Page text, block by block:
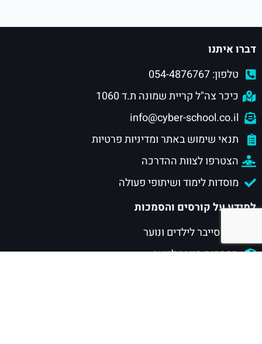
דברו איתנו
טלפון: 054-4876767
כיכר צה"ל קריית שמונה ת.ד 1060
info@cyber-school.co.il
תנאי שימוש באתר ומדיניות פרטיות
הצטרפו לצוות ההדרכה
מוסדות לימוד ושיתופי פעולה
למידע על קורסים והסמכות
חוגי סייבר לילדים ונוער
הסמכות סייבר לנוער